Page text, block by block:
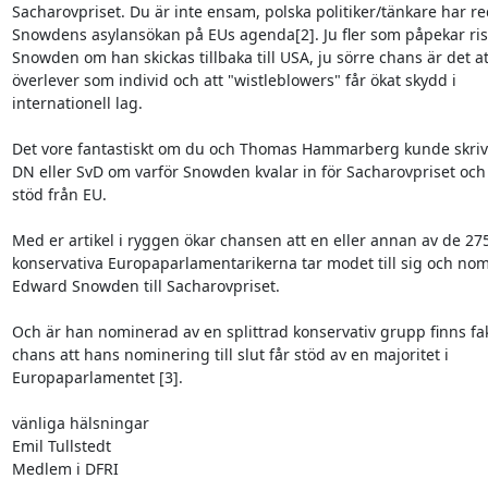
Sacharovpriset. Du är inte ensam, polska politiker/tänkare har
Snowdens asylansökan på EUs agenda[2]. Ju fler som påpekar
Snowden om han skickas tillbaka till USA, ju sörre chans är det
överlever som individ och att "wistleblowers" får ökat skydd i
internationell lag.
Det vore fantastiskt om du och Thomas Hammarberg kunde
DN eller SvD om varför Snowden kvalar in för Sacharovpriset
stöd från EU.
Med er artikel i ryggen ökar chansen att en eller annan av de
konservativa Europaparlamentarikerna tar modet till sig och
Edward Snowden till Sacharovpriset.
Och är han nominerad av en splittrad konservativ grupp finns
chans att hans nominering till slut får stöd av en majoritet i
Europaparlamentet [3].
vänliga hälsningar
Emil Tullstedt
Medlem i DFRI